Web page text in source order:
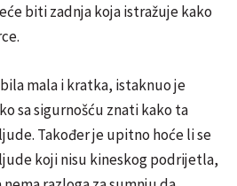
biti zadnja koja istražuje kako
mala i kratka, istaknuo je
sa sigurnošću znati kako ta
Također je upitno hoće li se
koji nisu kineskog podrijetla,